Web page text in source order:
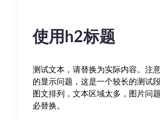
使用h2标题
测试文本，请替换为实际内容。注
的显示问题，这是一个较长的测试
图文排列，文本区域太多，图片问
必替换。